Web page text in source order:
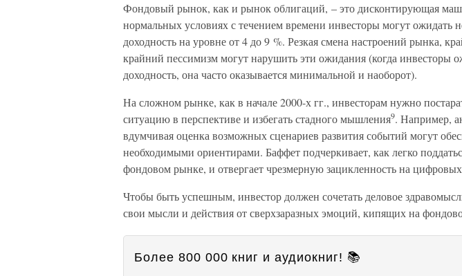
Фондовый рынок, как и рынок облигаций, – это дисконтирующая
нормальных условиях с течением времени инвесторы могут ожидать
доходность на уровне от 4 до 9 %. Резкая смена настроений рынка,
крайний пессимизм могут нарушить эти ожидания (когда инвесторы
доходность, она часто оказывается минимальной и наоборот).
На сложном рынке, как в начале 2000-х гг., инвесторам нужно
ситуацию в перспективе и избегать стадного мышления9. Например,
вдумчивая оценка возможных сценариев развития событий могут
необходимыми ориентирами. Баффет подчеркивает, как легко
фондовом рынке, и отвергает чрезмерную зацикленность на цифровых
Чтобы быть успешным, инвестор должен сочетать деловое
свои мысли и действия от сверхзаразных эмоций, кипящих на
Более 800 000 книг и аудиокниг! 📚